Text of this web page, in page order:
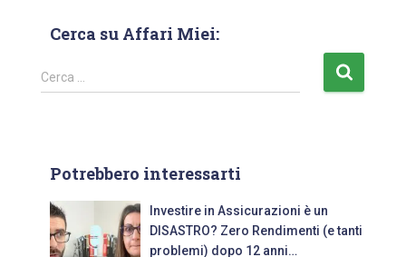
Cerca su Affari Miei:
Cerca …
Potrebbero interessarti
Investire in Assicurazioni è un
DISASTRO? Zero Rendimenti (e tanti
problemi) dopo 12 anni…